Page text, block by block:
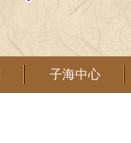
子海中心